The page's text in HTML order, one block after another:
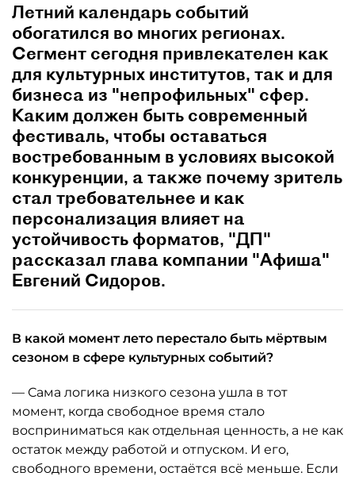
Летний календарь событий
обогатился во многих регионах.
Сегмент сегодня привлекателен как
для культурных институтов, так и для
бизнеса из "непрофильных" сфер.
Каким должен быть современный
фестиваль, чтобы оставаться
востребованным в условиях высокой
конкуренции, а также почему зритель
стал требовательнее и как
персонализация влияет на
устойчивость форматов, "ДП"
рассказал глава компании "Афиша"
Евгений Сидоров.
В какой момент лето перестало быть мёртвым
сезоном в сфере культурных событий?
— Сама логика низкого сезона ушла в тот
момент, когда свободное время стало
восприниматься как отдельная ценность, а не как
остаток между работой и отпуском. И его,
свободного времени, остаётся всё меньше. Если